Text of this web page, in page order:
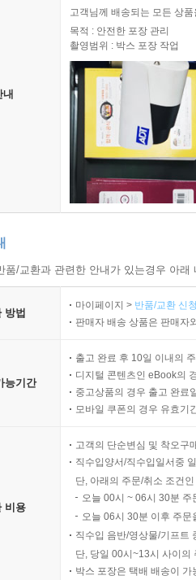
내
고객님께 배송되는 모든 상
목적 : 안전한 포장 관리
촬영범위 : 박스 포장 작업
/교환과 관련한 안내가 있는경우 아
방법
마이페이지 > 반품/교환 신
판매자 배송 상품은 판매자
능기간
출고 완료 후 10일 이내의
디지털 콘텐츠인 eBook의
중고상품의 경우 출고 완료
모바일 쿠폰의 경우 유효기
비용
고객의 단순변심 및 착오구
직수입양서/직수입일서중
단, 아래의 주문/취소 조건
오늘 00시 ~ 06시 30분
오늘 06시 30분 이후 주
직수입 음반/영상물/기프트
단, 당일 00시~13시 사이의
박스 포장은 택배 배송이